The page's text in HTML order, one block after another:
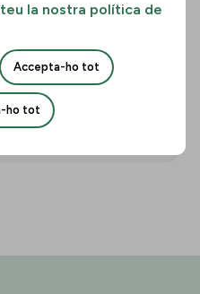
Mostra'n més
la nostra política de
Accepta-ho tot
ho tot